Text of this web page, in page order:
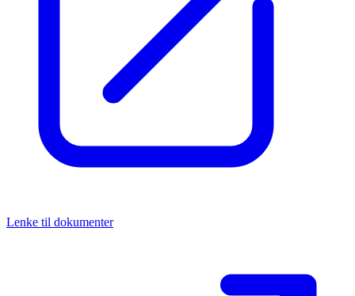
Lenke til dokumenter